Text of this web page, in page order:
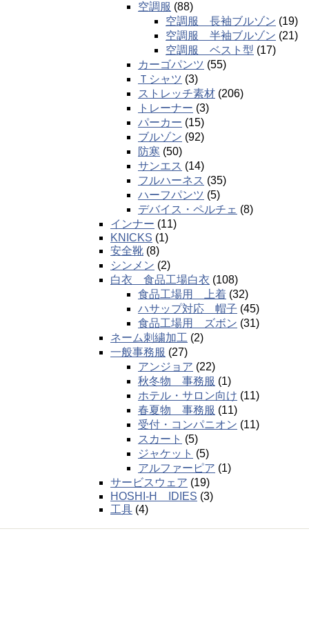
空調服 (88)
空調服 長袖ブルゾン (19)
空調服 半袖ブルゾン (21)
空調服 ベスト型 (17)
カーゴパンツ (55)
Ｔシャツ (3)
ストレッチ素材 (206)
トレーナー (3)
パーカー (15)
ブルゾン (92)
防寒 (50)
サンエス (14)
フルハーネス (35)
ハーフパンツ (5)
デバイス・ペルチェ (8)
インナー (11)
KNICKS (1)
安全靴 (8)
シンメン (2)
白衣 食品工場白衣 (108)
食品工場用 上着 (32)
ハサップ対応 帽子 (45)
食品工場用 ズボン (31)
ネーム刺繍加工 (2)
一般事務服 (27)
アンジョア (22)
秋冬物 事務服 (1)
ホテル・サロン向け (11)
春夏物 事務服 (11)
受付・コンパニオン (11)
スカート (5)
ジャケット (5)
アルファーピア (1)
サービスウェア (19)
HOSHI-H IDIES (3)
工具 (4)